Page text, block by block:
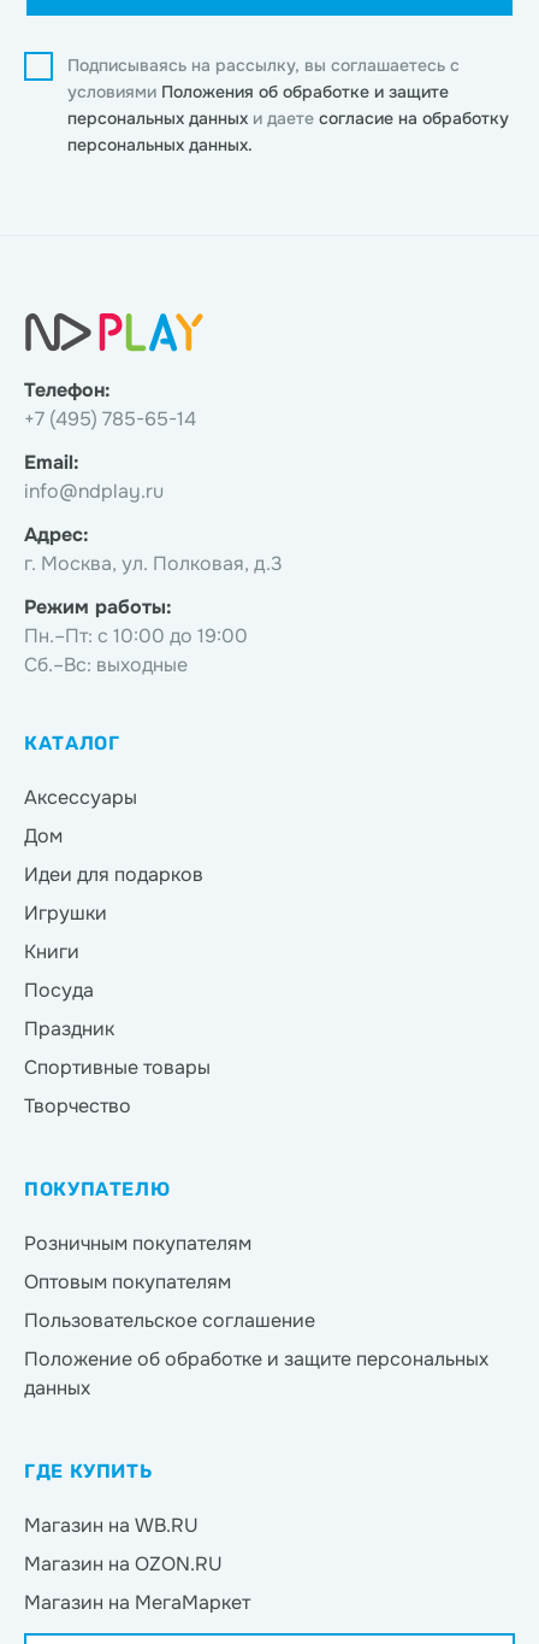
Подписываясь на рассылку, вы соглашаетесь с
условиями Положения об обработке и защите
персональных данных и даете согласие на обработку
персональных данных.
Телефон:
+7 (495) 785-65-14
Email:
info@ndplay.ru
Адрес:
г. Москва, ул. Полковая, д.3
Режим работы:
Пн.–Пт: с 10:00 до 19:00
Сб.–Вс: выходные
КАТАЛОГ
Аксессуары
Дом
Идеи для подарков
Игрушки
Книги
Посуда
Праздник
Спортивные товары
Творчество
ПОКУПАТЕЛЮ
Розничным покупателям
Оптовым покупателям
Пользовательское соглашение
Положение об обработке и защите персональных
данных
ГДЕ КУПИТЬ
Магазин на WB.RU
Магазин на OZON.RU
Магазин на МегаМаркет